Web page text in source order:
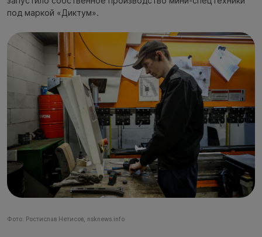
под маркой «Диктум».
Фото: Ростислав Нетисов, nsknews.info